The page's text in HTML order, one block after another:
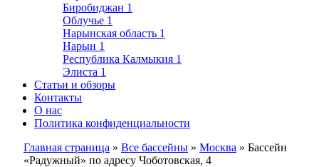
Биробиджан 1
Облучье 1
Нарынская область 1
Нарын 1
Республика Калмыкия 1
Элиста 1
Статьи и обзоры
Контакты
О нас
Политика конфиденциальности
Главная страница » Все бассейны » Москва » Бассейн
«Радужный» по адресу Чоботовская, 4